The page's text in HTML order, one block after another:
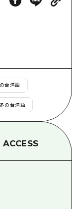
信息中心
台湾語
冬の台湾語
ACCESS